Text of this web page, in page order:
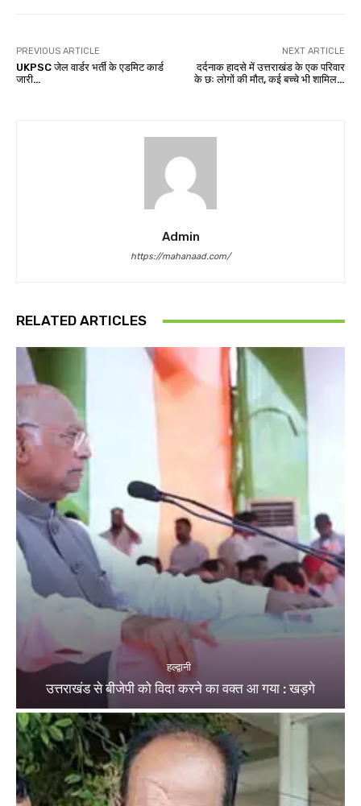
PREVIOUS ARTICLE
UKPSC जेल वार्डर भर्ती के एडमिट कार्ड
जारी…
NEXT ARTICLE
दर्दनाक हादसे में उत्तराखंड के एक परिवार
के छः लोगों की मौत, कई बच्चे भी शामिल…
Admin
https://mahanaad.com/
RELATED ARTICLES
हल्द्वानी
उत्तराखंड से बीजेपी को विदा करने का वक्त आ गया : खड़गे